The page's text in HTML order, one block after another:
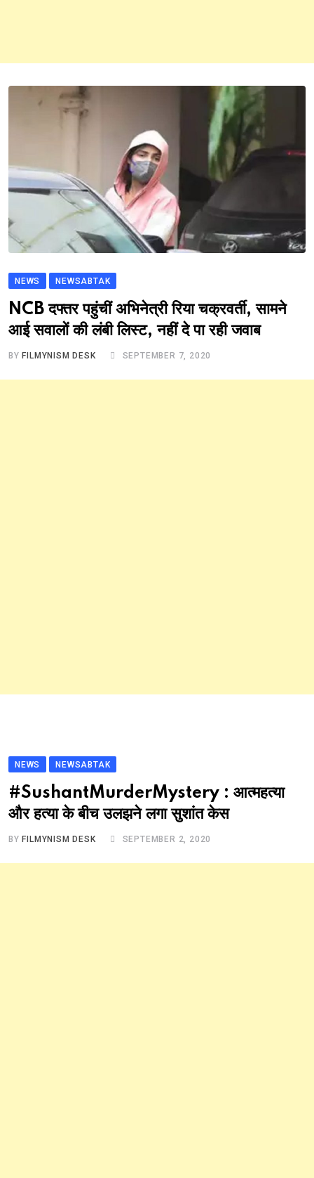
NEWS NEWSABTAK
NCB दफ्तर पहुंचीं अभिनेत्री रिया चक्रवर्ती, सामने
आई सवालों की लंबी लिस्ट, नहीं दे पा रही जवाब
BY FILMYNISM DESK SEPTEMBER 7, 2020
NEWS NEWSABTAK
#SushantMurderMystery : आत्महत्या
और हत्या के बीच उलझने लगा सुशांत केस
BY FILMYNISM DESK SEPTEMBER 2, 2020